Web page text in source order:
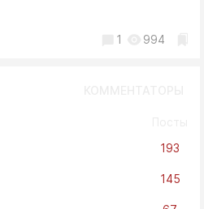
1 994
193
145